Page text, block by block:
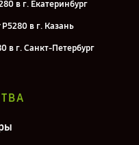
в г. Екатеринбург
в г. Казань
в г. Санкт-Петербург